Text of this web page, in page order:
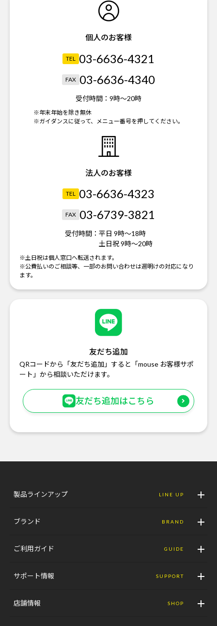
個人のお客様
TEL 03-6636-4321
FAX 03-6636-4340
受付時間： 9時～20時
※年末年始を除き無休
※ガイダンスに従って、メニュー番号を押してください。
法人のお客様
TEL 03-6636-4323
FAX 03-6739-3821
受付時間： 平日 9時～18時
土日祝 9時～20時
※土日祝は個人窓口へ転送されます。
※公費払いのご相談等、一部のお問い合わせは週明けの対応になり
ます。
友だち追加
QRコードから「友だち追加」すると「mouse お客様サポ
ート」から相談いただけます。
友だち追加はこちら
製品ラインアップ LINE UP
ブランド BRAND
ご利用ガイド GUIDE
サポート情報 SUPPORT
店舗情報 SHOP